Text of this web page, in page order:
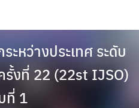
หว่างประเทศ ระดับ
งที่ 22 (22st IJSO)
ที่ 1